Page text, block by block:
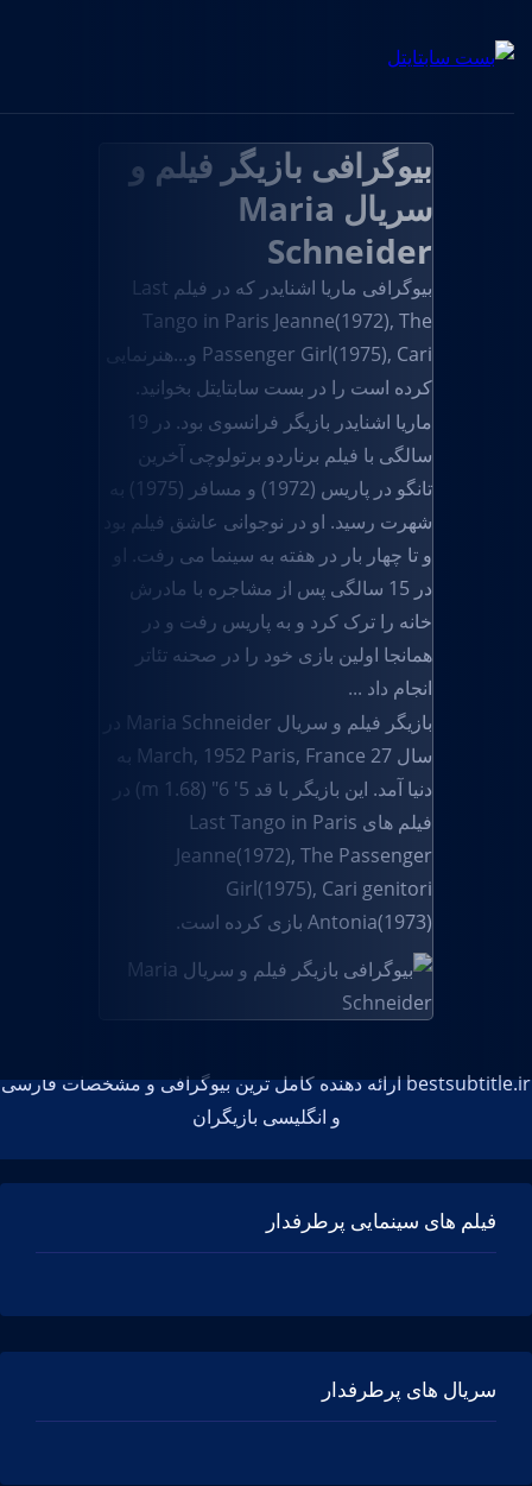
بیوگرافی بازیگر فیلم و
سریال Maria
Schneider
بیوگرافی ماریا اشنایدر که در فیلم Last
Tango in Paris Jeanne(1972), The
Passenger Girl(1975), Cari و...هنرنمایی
کرده است را در بست سابتایتل بخوانید.
ماریا اشنایدر بازیگر فرانسوی بود. در 19
سالگی با فیلم برناردو برتولوچی آخرین
تانگو در پاریس (1972) و مسافر (1975) به
شهرت رسید. او در نوجوانی عاشق فیلم بود
و تا چهار بار در هفته به سینما می رفت. او
در 15 سالگی پس از مشاجره با مادرش
خانه را ترک کرد و به پاریس رفت و در
همانجا اولین بازی خود را در صحنه تئاتر
انجام داد ...
بازیگر فیلم و سریال Maria Schneider در
سال 27 March, 1952 Paris, France به
دنیا آمد. این بازیگر با قد 5' 6" (1.68 m) در
فیلم های Last Tango in Paris
Jeanne(1972), The Passenger
Girl(1975), Cari genitori
Antonia(1973) بازی کرده است.
bestsubtitle.ir ارائه دهنده کامل ترین بیوگرافی و مشخصات فارسی
و انگلیسی بازیگران
فیلم های سینمایی پرطرفدار
سریال های پرطرفدار